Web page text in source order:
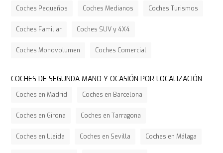
Coches Pequeños Coches Medianos Coches Turismos
Coches Familiar Coches SUV y 4X4
Coches Monovolumen Coches Comercial
COCHES DE SEGUNDA MANO Y OCASIÓN POR LOCALIZACIÓN
Coches en Madrid Coches en Barcelona
Coches en Girona Coches en Tarragona
Coches en Lleida Coches en Sevilla Coches en Málaga